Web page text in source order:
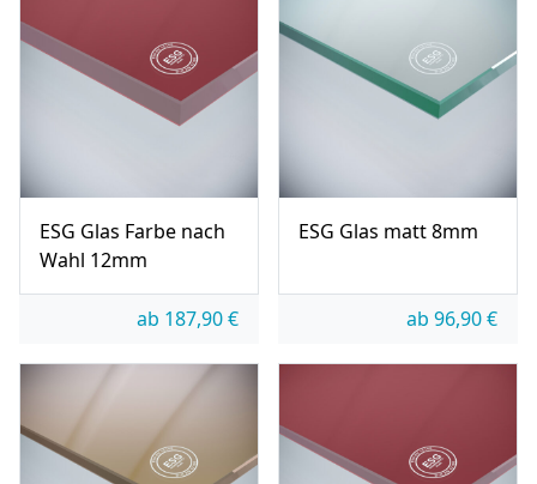
ESG Glas Farbe nach
Wahl 12mm
ab 187,90€
ESG Glas matt 8mm
ab 96,90€